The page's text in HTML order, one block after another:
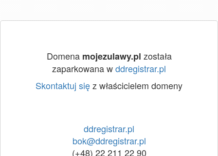
Domena mojezulawy.pl została
zaparkowana wddregistrar.pl
Skontaktuj sięz właścicielem domeny
ddregistrar.pl
bok@ddregistrar.pl
(+48) 22 211 22 90